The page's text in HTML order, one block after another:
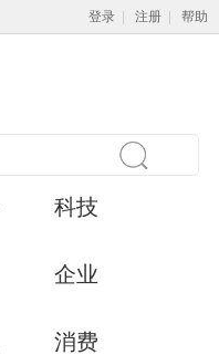
登录 注册 帮助
科技
企业
消费